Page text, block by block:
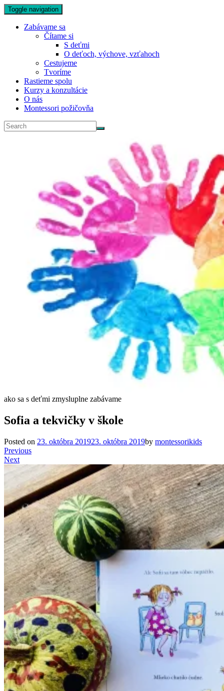
Toggle navigation
Zabávame sa
Čítame si
S deťmi
O deťoch, výchove, vzťahoch
Cestujeme
Tvoríme
Rastieme spolu
Kurzy a konzultácie
O nás
Montessori požičovňa
ako sa s deťmi zmysluplne zabávame
Sofia a tekvičky v škole
Posted on 23. októbra 201923. októbra 2019by montessorikids
Previous
Next